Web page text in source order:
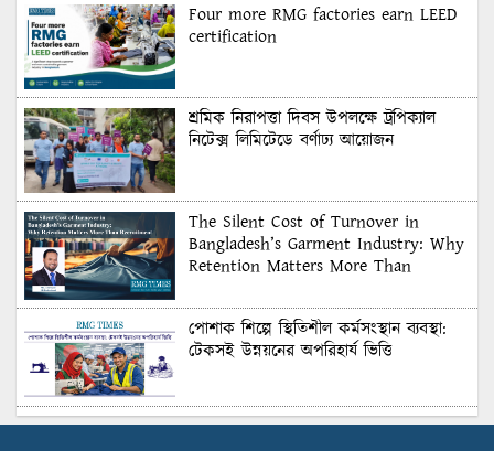
Four more RMG factories earn LEED
certification
শ্রমিক নিরাপত্তা দিবস উপলক্ষে ট্রপিক্যাল
নিটেক্স লিমিটেডে বর্ণাঢ্য আয়োজন
The Silent Cost of Turnover in
Bangladesh’s Garment Industry: Why
Retention Matters More Than
পোশাক শিল্পে স্থিতিশীল কর্মসংস্থান ব্যবস্থা:
টেকসই উন্নয়নের অপরিহার্য ভিত্তি
শুল্কের দেয়াল ভাঙার সুযোগ: মার্কিন বাজারে